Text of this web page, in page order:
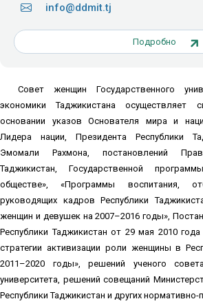
info@ddmit.tj
Подробно
Совет женщин Государственного
экономики Таджикистана осуществляет
основании указов Основателя мира и
Лидера нации, Президента Республики
Эмомали Рахмона, постановлений
Таджикистан, Государственной
обществе», «Программы воспитания,
руководящих кадров Республики
женщин и девушек на 2007–2016 годы»,
Республики Таджикистан от 29 мая 2010
стратегии активизации роли женщины в
2011–2020 годы», решений ученого
университета, решений совещаний
Республики Таджикистан и других